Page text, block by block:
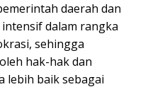
daerah dan
dalam rangka
sehingga
hak-hak dan
lebih baik sebagai